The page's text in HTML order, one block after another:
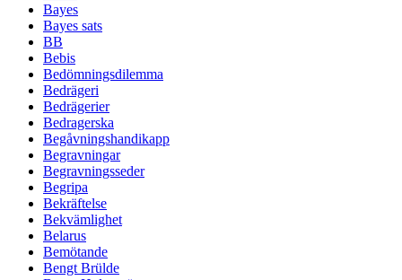
Bayes
Bayes sats
BB
Bebis
Bedömningsdilemma
Bedrägeri
Bedrägerier
Bedragerska
Begåvningshandikapp
Begravningar
Begravningsseder
Begripa
Bekräftelse
Bekvämlighet
Belarus
Bemötande
Bengt Brülde